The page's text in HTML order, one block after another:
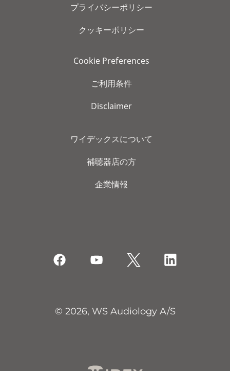
プライバシーポリシー
クッキーポリシー
Cookie Preferences
ご利用条件
Disclaimer
ワイデックスについて
補聴器店の方
企業情報
© 2026, WS Audiology A/S